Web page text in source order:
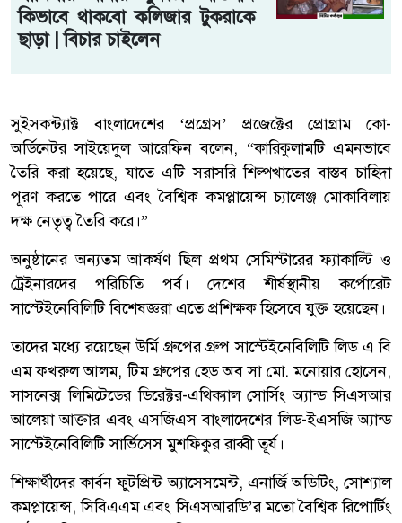
কিভাবে থাকবো কলিজার টুকরাকে
ছাড়া | বিচার চাইলেন
সুইসকন্ট্যাক্ট বাংলাদেশের ‘প্রগ্রেস’ প্রজেক্টের প্রোগ্রাম কো-
অর্ডিনেটর সাইয়েদুল আরেফিন বলেন, “কারিকুলামটি এমনভাবে
তৈরি করা হয়েছে, যাতে এটি সরাসরি শিল্পখাতের বাস্তব চাহিদা
পূরণ করতে পারে এবং বৈশ্বিক কমপ্লায়েন্স চ্যালেঞ্জ মোকাবিলায়
দক্ষ নেতৃত্ব তৈরি করে।”
অনুষ্ঠানের অন্যতম আকর্ষণ ছিল প্রথম সেমিস্টারের ফ্যাকাল্টি ও
ট্রেইনারদের পরিচিতি পর্ব। দেশের শীর্ষস্থানীয় কর্পোরেট
সাস্টেইনেবিলিটি বিশেষজ্ঞরা এতে প্রশিক্ষক হিসেবে যুক্ত হয়েছেন।
তাদের মধ্যে রয়েছেন উর্মি গ্রুপের গ্রুপ সাস্টেইনেবিলিটি লিড এ বি
এম ফখরুল আলম, টিম গ্রুপের হেড অব সা মো. মনোয়ার হোসেন,
সাসনেক্স লিমিটেডের ডিরেক্টর-এথিক্যাল সোর্সিং অ্যান্ড সিএসআর
আলেয়া আক্তার এবং এসজিএস বাংলাদেশের লিড-ইএসজি অ্যান্ড
সাস্টেইনেবিলিটি সার্ভিসেস মুশফিকুর রাব্বী তূর্য।
শিক্ষার্থীদের কার্বন ফুটপ্রিন্ট অ্যাসেসমেন্ট, এনার্জি অডিটিং, সোশ্যাল
কমপ্লায়েন্স, সিবিএএম এবং সিএসআরডি’র মতো বৈশ্বিক রিপোর্টিং